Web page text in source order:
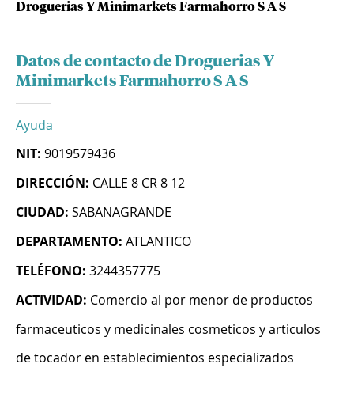
Droguerias Y Minimarkets Farmahorro S A S
Datos de contacto de Droguerias Y
Minimarkets Farmahorro S A S
Ayuda
NIT: 9019579436
DIRECCIÓN: CALLE 8 CR 8 12
CIUDAD: SABANAGRANDE
DEPARTAMENTO: ATLANTICO
TELÉFONO: 3244357775
ACTIVIDAD: Comercio al por menor de productos
farmaceuticos y medicinales cosmeticos y articulos
de tocador en establecimientos especializados